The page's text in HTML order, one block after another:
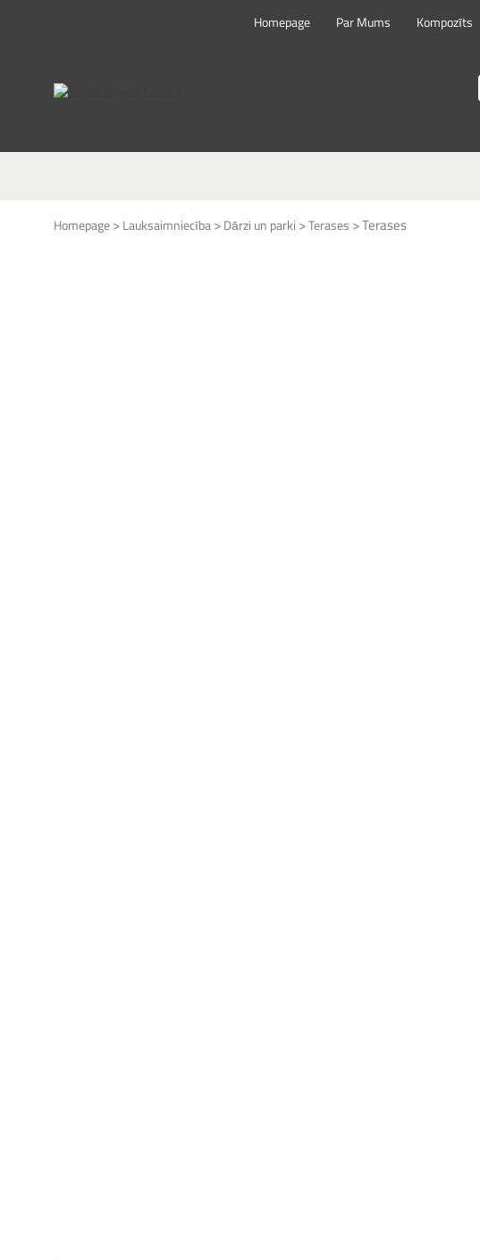
Homepage Par Mums Kompozīts
Homepage > Lauksaimniecība > Dārzi un parki >Terases >Terases